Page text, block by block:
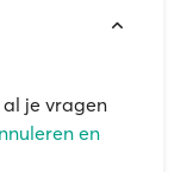
je vragen
en